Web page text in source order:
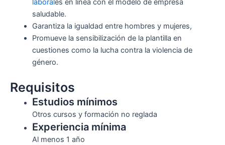
laborales en línea con el modelo de empresa
saludable.
Garantiza la igualdad entre hombres y mujeres,
Promueve la sensibilización de la plantilla en
cuestiones como la lucha contra la violencia de
género.
Requisitos
Estudios mínimos
Otros cursos y formación no reglada
Experiencia mínima
Al menos 1 año